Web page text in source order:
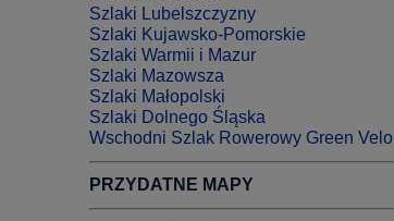
Szlaki Lubelszczyzny
Szlaki Kujawsko-Pomorskie
Szlaki Warmii i Mazur
Szlaki Mazowsza
Szlaki Małopolski
Szlaki Dolnego Śląska
Wschodni Szlak Rowerowy Green Velo
PRZYDATNE MAPY